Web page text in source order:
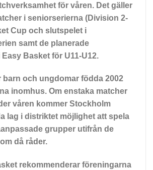
för våren. Det gäller
i seniorserierna (Division 2-
Cup och slutspelet i
samt de planerade
Basket för U11-U12.
barn och ungdomar födda 2002
inomhus. Om enstaka matcher
våren kommer Stockholm
lag i distriktet möjlighet att spela
grupper utifrån de
då råder.
rekommenderar föreningarna